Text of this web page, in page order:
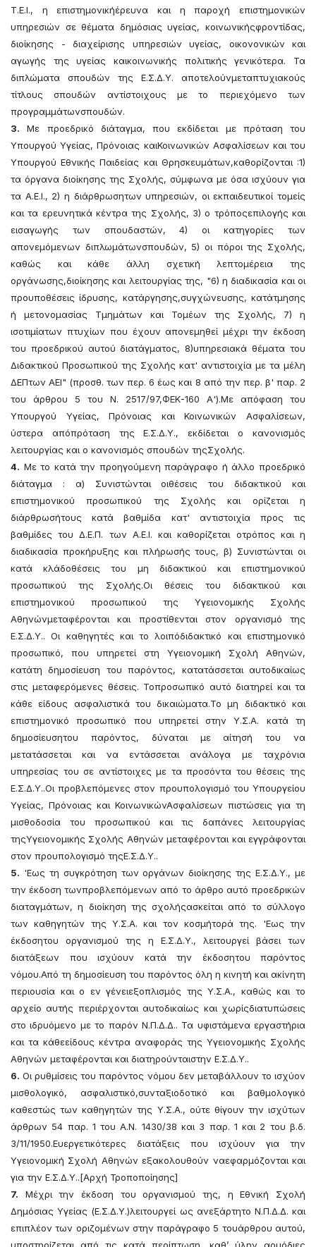
Τ.Ε.Ι., η επιστημονικήέρευνα και η παροχή επιστημονικών
υπηρεσιών σε θέματα δημόσιας υγείας, κοινωνικήςφροντίδας,
διοίκησης - διαχείρισης υπηρεσιών υγείας, οικονονικών και
αγωγής της υγείας καικοινωνικής πολιτικής γενικότερα. Τα
διπλώματα σπουδών της Ε.Σ.Δ.Υ. αποτελούνμεταπτυχιακούς
τίτλους σπουδών αντίστοιχους με το περιεχόμενο των
προγραμμάτωνσπουδών.
3. Με προεδρικό διάταγμα, που εκδίδεται με πρόταση του
Υπουργού Υγείας, Πρόνοιας καιΚοινωνικών Ασφαλίσεων και του
Υπουργού Εθνικής Παιδείας και Θρησκευμάτων,καθορίζονται :1)
τα όργανα διοίκησης της Σχολής, σύμφωνα με όσα ισχύουν για
τα Α.Ε.Ι., 2) η διάρθρωσητων υπηρεσιών, οι εκπαιδευτικοί τομείς
και τα ερευνητικά κέντρα της Σχολής, 3) ο τρόποςεπιλογής και
εισαγωγής των σπουδαστών, 4) οι κατηγορίες των
απονεμόμενων διπλωμάτωνσπουδών, 5) οι πόροι της Σχολής,
καθώς και κάθε άλλη σχετική λεπτομέρεια της
οργάνωσης,διοίκησης και λειτουργίας της, "6) η διαδικασία και οι
προυποθέσεις ίδρυσης, κατάργησης,συγχώνευσης, κατάτμησης
ή μετονομασίας Τμημάτων και Τομέων της Σχολής, 7) η
ισοτιμίατων πτυχίων που έχουν απονεμηθεί μέχρι την έκδοση
του προεδρικού αυτού διατάγματος, 8)υπηρεσιακά θέματα του
Διδακτικού Προσωπικού της Σχολής κατ' αντιστοιχία με τα μέλη
ΔΕΠτων ΑΕΙ" (προσθ. των περ. 6 έως και 8 από την περ. β' παρ. 2
του άρθρου 5 του Ν. 2517/97,ΦΕΚ-160 Α').Με απόφαση του
Υπουργού Υγείας, Πρόνοιας και Κοινωνικών Ασφαλίσεων,
ύστερα απόπρόταση της Ε.Σ.Δ.Υ., εκδίδεται ο κανονισμός
λειτουργίας και ο κανονισμός σπουδών τηςΣχολής.
4. Με το κατά την προηγούμενη παράγραφο ή άλλο προεδρικό
διάταγμα : α) Συνιστώνται οιθέσεις του διδακτικού και
επιστημονικού προσωπικού της Σχολής και ορίζεται η
διάρθρωσήτους κατά βαθμίδα κατ' αντιστοιχία προς τις
βαθμίδες του Δ.Ε.Π. των Α.Ε.Ι. και καθορίζεται οτρόπος και η
διαδικασία προκήρυξης και πλήρωσής τους, β) Συνιστώνται οι
κατά κλάδοθέσεις του μη διδακτικού και επιστημονικού
προσωπικού της Σχολής.Οι θέσεις του διδακτικού και
επιστημονικού προσωπικού της Υγειονομικής Σχολής
Αθηνώνμεταφέρονται και προστίθενται στον οργανισμό της
Ε.Σ.Δ.Υ.. Οι καθηγητές και το λοιπόδιδακτικό και επιστημονικό
προσωπικό, που υπηρετεί στη Υγειονομική Σχολή Αθηνών,
κατάτη δημοσίευση του παρόντος, κατατάσσεται αυτοδικαίως
στις μεταφερόμενες θέσεις. Τοπροσωπικό αυτό διατηρεί και τα
κάθε είδους ασφαλιστικά του δικαιώματα.Το μη διδακτικό και
επιστημονικό προσωπικό που υπηρετεί στην Υ.Σ.Α. κατά τη
δημοσίευσητου παρόντος, δύναται με αίτησή του να
μετατάσσεται και να εντάσσεται ανάλογα με ταχρόνια
υπηρεσίας του σε αντίστοιχες με τα προσόντα του θέσεις της
Ε.Σ.Δ.Υ..Οι προβλεπόμενες στον προυπολογισμό του Υπουργείου
Υγείας, Πρόνοιας και ΚοινωνικώνΑσφαλίσεων πιστώσεις για τη
μισθοδοσία του προσωπικού και τις δαπάνες λειτουργίας
τηςΥγειονομικής Σχολής Αθηνών μεταφέρονται και εγγράφονται
στον προυπολογισμό τηςΕ.Σ.Δ.Υ..
5. 'Εως τη συγκρότηση των οργάνων διοίκησης της Ε.Σ.Δ.Υ., με
την έκδοση τωνπροβλεπόμενων από το άρθρο αυτό προεδρικών
διαταγμάτων, η διοίκηση της σχολήςασκείται από το σύλλογο
των καθηγητών της Υ.Σ.Α. και τον κοσμήτορά της. 'Εως την
έκδοσητου οργανισμού της η Ε.Σ.Δ.Υ., λειτουργεί βάσει των
διατάξεων που ισχύουν κατά την έκδοσητου παρόντος
νόμου.Από τη δημοσίευση του παρόντος όλη η κινητή και ακίνητη
περιουσία και ο εν γένειεξοπλισμός της Υ.Σ.Α., καθώς και το
αρχείο αυτής περιέρχονται αυτοδικαίως και χωρίςδιατυπώσεις
στο ιδρυόμενο με το παρόν Ν.Π.Δ.Δ.. Τα υφιστάμενα εργαστήρια
και τα κάθεείδους κέντρα αναφοράς της Υγειονομικής Σχολής
Αθηνών μεταφέρονται και διατηρούνταιστην Ε.Σ.Δ.Υ..
6. Οι ρυθμίσεις του παρόντος νόμου δεν μεταβάλλουν το ισχύον
μισθολογικό, ασφαλιστικό,συνταξιοδοτικό και βαθμολογικό
καθεστώς των καθηγητών της Υ.Σ.Α., ούτε θίγουν την ισχύτων
άρθρων 54 παρ. 1 του Α.Ν. 1430/38 και 3 παρ. 1 και 2 του β.δ.
3/11/1950.Ευεργετικότερες διατάξεις που ισχύουν για την
Υγειονομική Σχολή Αθηνών εξακολουθούν ναεφαρμόζονται και
για την Ε.Σ.Δ.Υ..[Αρχή Τροποποίησης]
7. Μέχρι την έκδοση του οργανισμού της, η Εθνική Σχολή
Δημόσιας Υγείας (Ε.Σ.Δ.Υ.)λειτουργεί ως ανεξάρτητο Ν.Π.Δ.Δ. και
επιπλέον των οριζομένων στην παράγραφο 5 τουάρθρου αυτού,